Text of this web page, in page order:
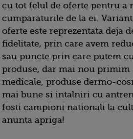
cu tot felul de oferte pentru a
cumparaturile de la ei.
oferte este reprezentata deja
fidelitate, prin care avem
sau puncte prin care putem
produse, dar mai nou
medicale, produse dermo-
mai bune si intalniri cu
fosti campioni nationali la
anunta apriga!